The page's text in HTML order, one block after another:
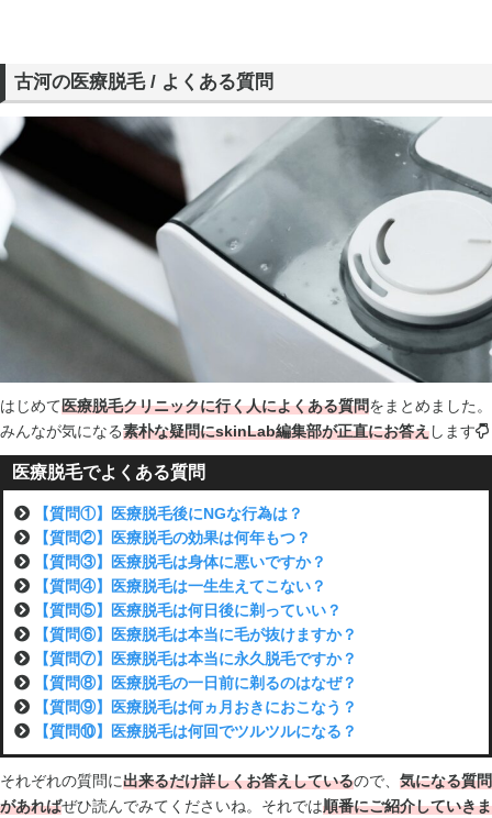
古河の医療脱毛 / よくある質問
はじめて医療脱毛クリニックに行く人によくある質問をまとめました。
みんなが気になる素朴な疑問にskinLab編集部が正直にお答えします
医療脱毛でよくある質問
【質問①】医療脱毛後にNGな行為は？
【質問②】医療脱毛の効果は何年もつ？
【質問③】医療脱毛は身体に悪いですか？
【質問④】医療脱毛は一生生えてこない？
【質問⑤】医療脱毛は何日後に剃っていい？
【質問⑥】医療脱毛は本当に毛が抜けますか？
【質問⑦】医療脱毛は本当に永久脱毛ですか？
【質問⑧】医療脱毛の一日前に剃るのはなぜ？
【質問⑨】医療脱毛は何ヵ月おきにおこなう？
【質問⑩】医療脱毛は何回でツルツルになる？
それぞれの質問に出来るだけ詳しくお答えしているので、 気になる質問
があればぜひ読んでみてくださいね。それでは順番にご紹介していきま